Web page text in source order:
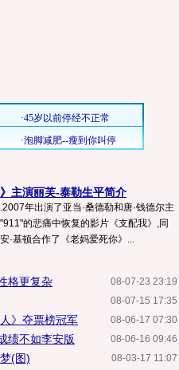
》主演丽芙-泰勒生平简介
年出演了亚当·桑德勒和唐·钱德尔主
的悲痛中恢复的影片《支配我》,同
·基顿合作了《老妈爱死你》...
08-07-23 23:19
格更复杂
08-07-15 17:35
08-06-17 07:30
》夺票榜冠军
08-06-16 09:46
绩不如李安版
08-03-17 11:07
(图)